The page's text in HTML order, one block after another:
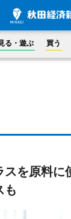
る・遊ぶ 買う
スを原料に
も